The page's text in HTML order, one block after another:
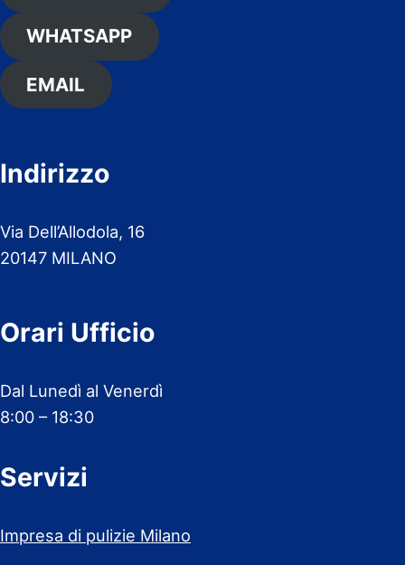
WHATSAPP
EMAIL
Indirizzo
Via Dell’Allodola, 16
20147 MILANO
Orari Ufficio
Dal Lunedì al Venerdì
8:00 – 18:30
Servizi
Impresa di pulizie Milano